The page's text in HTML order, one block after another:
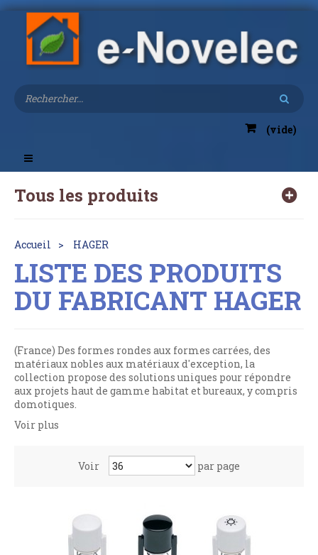
(vide)
Toggle
navigation
Tous les produits
Accueil HAGER
LISTE DES PRODUITS
DU FABRICANT HAGER
(France) Des formes rondes aux formes carrées, des
matériaux nobles aux matériaux d'exception, la
collection propose des solutions uniques pour répondre
aux projets haut de gamme habitat et bureaux, y compris
domotiques.
Voir plus
Voir par page